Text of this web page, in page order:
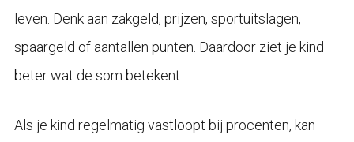
leven. Denk aan zakgeld, prijzen, sportuitslagen,
spaargeld of aantallen punten. Daardoor ziet je kind
beter wat de som betekent.
Als je kind regelmatig vastloopt bij procenten, kan